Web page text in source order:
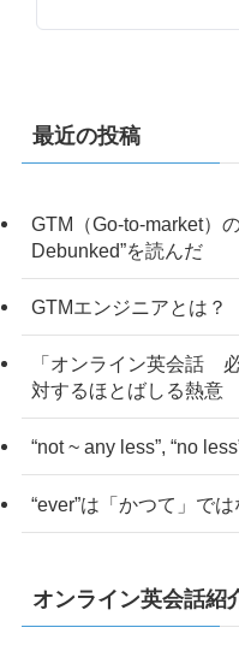
最近の投稿
GTM（Go-to-market）
Debunked”を読んだ
GTMエンジニアとは？
「オンライン英会話
対するほとばしる熱意
“not ~ any less”, “no
“ever”は「かつて」では
オンライン英会話紹